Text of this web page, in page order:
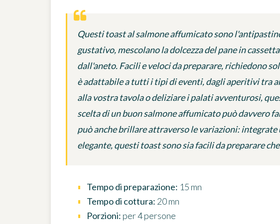
Questi toast al salmone affumicato sono
gustativo, mescolano la dolcezza del pane in
dall'aneto. Facili e veloci da preparare, richiedono
è adattabile a tutti i tipi di eventi, dagli aperitivi tra
alla vostra tavola o deliziare i palati avventurosi,
scelta di un buon salmone affumicato può davvero
può anche brillare attraverso le variazioni: integrate
elegante, questi toast sono sia facili da preparare
Tempo di preparazione: 15 mn
Tempo di cottura: 20 mn
Porzioni: per 4 persone